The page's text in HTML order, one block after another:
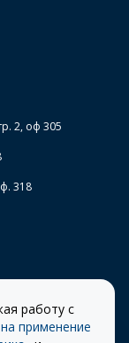
2, оф 305
318
работу с
применение